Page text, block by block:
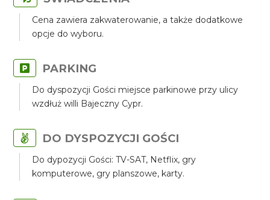
Cena zawiera zakwaterowanie, a także dodatkowe
opcje do wyboru.
PARKING
Do dyspozycji Gości miejsce parkinowe przy ulicy
wzdłuż willi Bajeczny Cypr.
DO DYSPOZYCJI GOŚCI
Do dypozycji Gości: TV-SAT, Netflix, gry
komputerowe, gry planszowe, karty.